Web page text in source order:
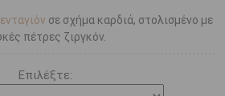
σε σχήμα καρδιά, στολισμένο με
πέτρες ζιργκόν.
Επιλέξτε: